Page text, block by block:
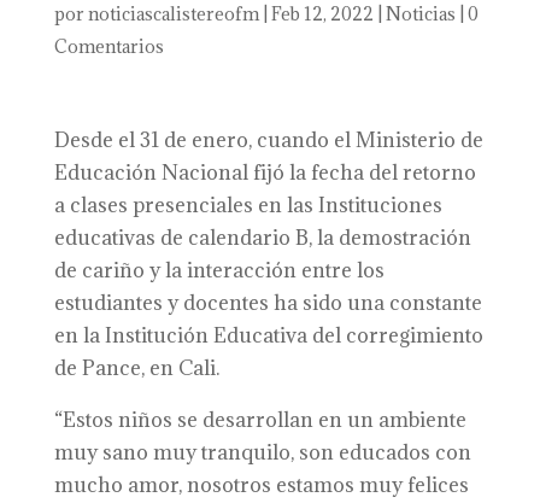
por noticiascalistereofm| Feb 12, 2022 Noticias 0
Comentarios
Desde el 31 de enero, cuando el Ministerio de
Educación Nacional fijó la fecha del retorno
a clases presenciales en las Instituciones
educativas de calendario B, la demostración
de cariño y la interacción entre los
estudiantes y docentes ha sido una constante
en la Institución Educativa del corregimiento
de Pance, en Cali.
“Estos niños se desarrollan en un ambiente
muy sano muy tranquilo, son educados con
mucho amor, nosotros estamos muy felices